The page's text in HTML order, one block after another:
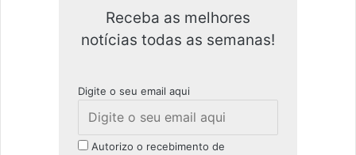
Receba as melhores
notícias todas as semanas!
Digite o seu email aqui
Autorizo o recebimento de